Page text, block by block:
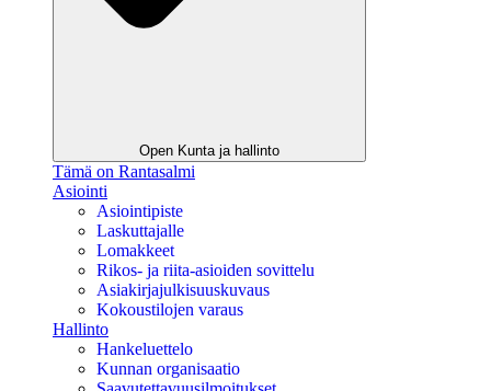
Open Kunta ja hallinto
Tämä on Rantasalmi
Asiointi
Asiointipiste
Laskuttajalle
Lomakkeet
Rikos- ja riita-asioiden sovittelu
Asiakirjajulkisuuskuvaus
Kokoustilojen varaus
Hallinto
Hankeluettelo
Kunnan organisaatio